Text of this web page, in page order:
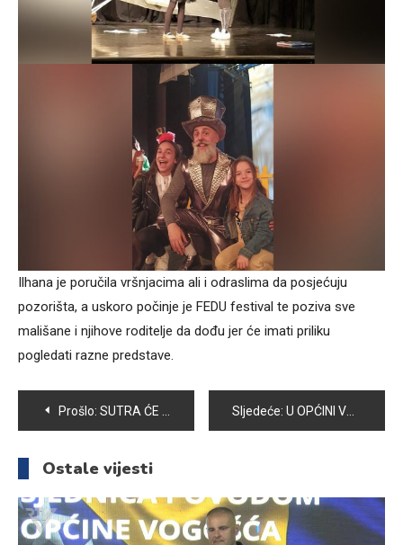
Ilhana je poručila vršnjacima ali i odraslima da posjećuju
pozorišta, a uskoro počinje je FEDU festival te poziva sve
mališane i njihove roditelje da dođu jer će imati priliku
pogledati razne predstave.
Navigacija
članaka
Prošlo: SUTRA ĆE BITI ODRŽANA 35. REDOVNA SJEDNICA OPĆINSKOG VIJEĆA VOGOŠĆA Sljedeće: U OPĆINI VOGOŠĆA POTPISANI UGOVORI O STIPENDIRANJU UČENIKA I STUDENATA
Ostale vijesti